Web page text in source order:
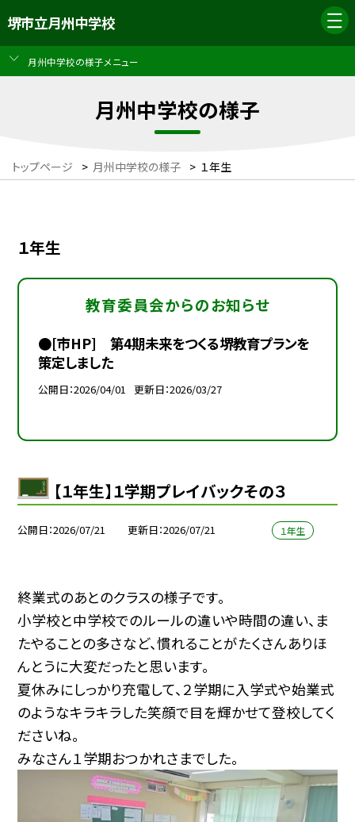
堺市立月州中学校
月州中学校の様子メニュー
月州中学校の様子
トップページ > 月州中学校の様子 > １年生
１年生
教育委員会からのお知らせ
●[市HP] 第4期未来をつくる堺教育プランを
策定しました
公開日 2026/04/01 更新日 2026/03/27
【１年生】１学期プレイバックその３
公開日 2026/07/21 更新日 2026/07/21 １年生
終業式のあとのクラスの様子です。
小学校と中学校でのルールの違いや時間の違い、ま
たやることの多さなど、慣れることがたくさんありほ
んとうに大変だったと思います。
夏休みにしっかり充電して、２学期に入学式や始業式
のようなキラキラした笑顔で目を輝かせて登校してく
ださいね。
みなさん１学期おつかれさまでした。